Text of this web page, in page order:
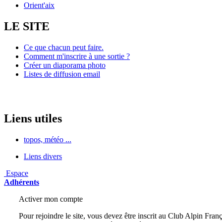
Orient'aix
LE SITE
Ce que chacun peut faire.
Comment m'inscrire à une sortie ?
Créer un diaporama photo
Listes de diffusion email
Liens utiles
topos, météo ...
Liens divers
Espace
Adhérents
Activer mon compte
Pour rejoindre le site, vous devez être inscrit au Club Alpin